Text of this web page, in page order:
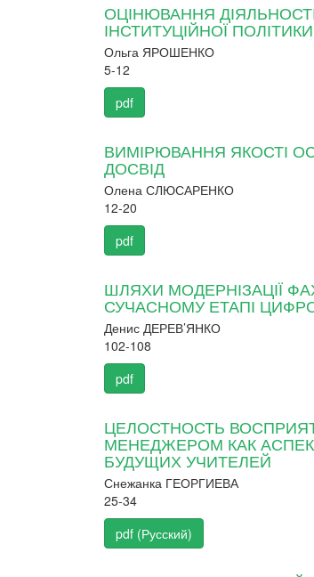
ОЦІНЮВАННЯ
ІНСТИТУЦІЙНОЇ
Ольга ЯРОШЕНКО
5-12
pdf
ВИМІРЮВАННЯ ЯКОСТІ
ДОСВІД
Олена СЛЮСАРЕНКО
12-20
pdf
ШЛЯХИ МОДЕРНІЗАЦІЇ
СУЧАСНОМУ ЕТАПІ
Денис ДЕРЕВ’ЯНКО
102-108
pdf
ЦЕЛОСТНОСТЬ
МЕНЕДЖЕРОМ КАК
БУДУЩИХ УЧИТЕЛЕЙ
Снежанка ГЕОРГИЕВА
25-34
pdf (Русский)